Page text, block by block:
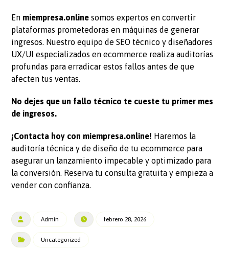
En miempresa.online somos expertos en convertir
plataformas prometedoras en máquinas de generar
ingresos. Nuestro equipo de SEO técnico y diseñadores
UX/UI especializados en ecommerce realiza auditorías
profundas para erradicar estos fallos antes de que
afecten tus ventas.
No dejes que un fallo técnico te cueste tu primer mes
de ingresos.
¡Contacta hoy con miempresa.online! Haremos la
auditoría técnica y de diseño de tu ecommerce para
asegurar un lanzamiento impecable y optimizado para
la conversión. Reserva tu consulta gratuita y empieza a
vender con confianza.
Admin febrero 28, 2026
Uncategorized